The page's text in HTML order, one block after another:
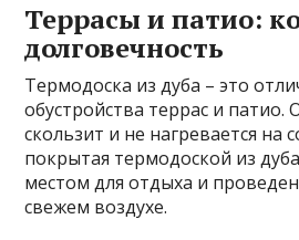
Террасы и патио:
долговечность
Термодоска из дуба – это
обустройства террас и патио.
скользит и не нагревается на
покрытая термодоской из
местом для отдыха и
свежем воздухе.